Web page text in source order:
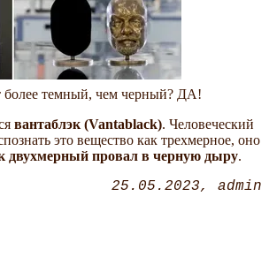
более темный, чем черный? ДА!
вантаблэк (Vantablack). Человеческий
это вещество как трехмерное, оно
двухмерный провал в черную дыру.
25.05.2023 admin